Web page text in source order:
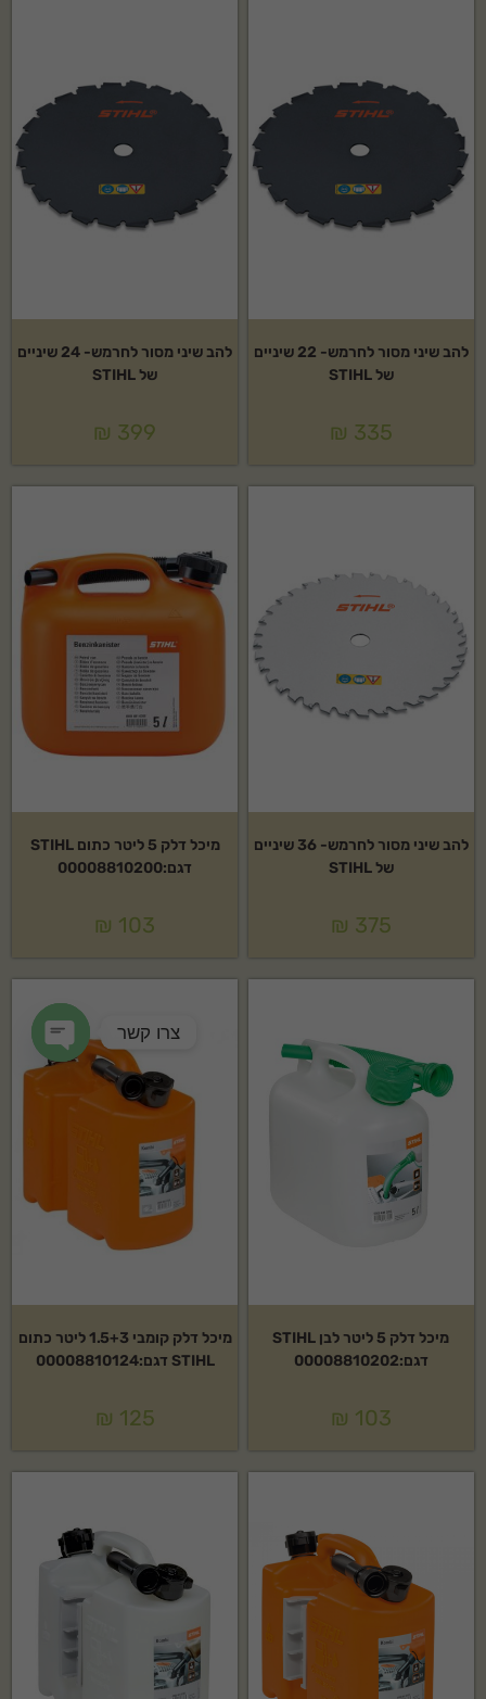
להב שיני מסור לחרמש- 22 שיניים
של STIHL
₪ 335
להב שיני מסור לחרמש- 24 שיניים
של STIHL
₪ 399
להב שיני מסור לחרמש- 36 שיניים
של STIHL
₪ 375
מיכל דלק 5 ליטר כתום STIHL
דגם:00008810200
₪ 103
מיכל דלק 5 ליטר לבן STIHL
דגם:00008810202
₪ 103
מיכל דלק קומבי 1.5+3 ליטר כתום
STIHL דגם:00008810124
₪ 125
צרו קשר
chaty